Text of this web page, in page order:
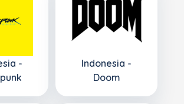
-
Indonesia -
Doom